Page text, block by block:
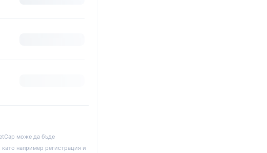
може да бъде
например регистрация и